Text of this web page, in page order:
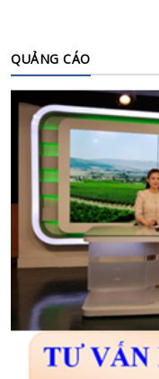
QUẢNG CÁO